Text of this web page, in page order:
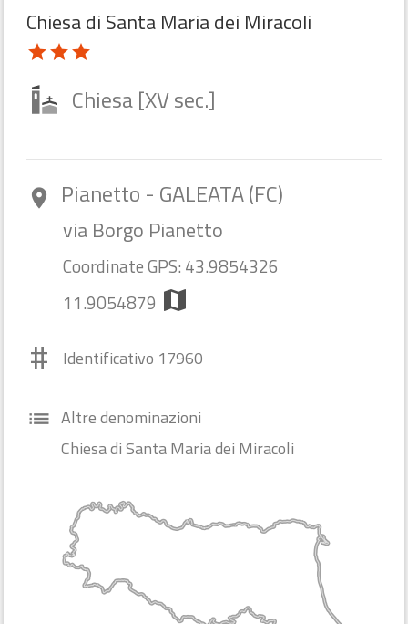
Chiesa di Santa Maria dei Miracoli
starstarstar
Chiesa [XV sec.]
room Pianetto - GALEATA (FC)
via Borgo Pianetto
Coordinate GPS: 43.9854326
11.9054879 map
# Identificativo 17960
list Altre denominazioni
Chiesa di Santa Maria dei Miracoli